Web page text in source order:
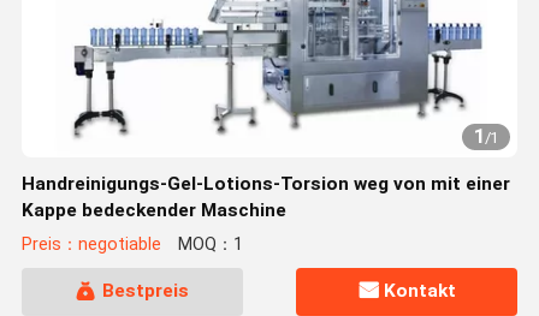
1/1
Handreinigungs-Gel-Lotions-Torsion weg von mit einer
Kappe bedeckender Maschine
Preis：negotiable MOQ：1
Bestpreis Kontakt